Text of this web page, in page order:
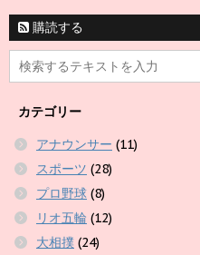
購読する
カテゴリー
アナウンサー (11)
スポーツ (28)
プロ野球 (8)
リオ五輪 (12)
大相撲 (24)